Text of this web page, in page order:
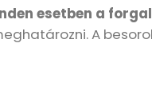
esetben a
A